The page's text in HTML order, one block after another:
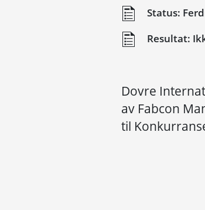
Status:
Resultat:
Dovre
av Fabcon
til